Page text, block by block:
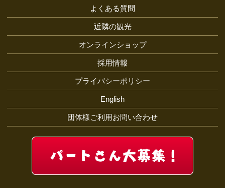
よくある質問
近隣の観光
オンラインショップ
採用情報
プライバシーポリシー
English
団体様ご利用お問い合わせ